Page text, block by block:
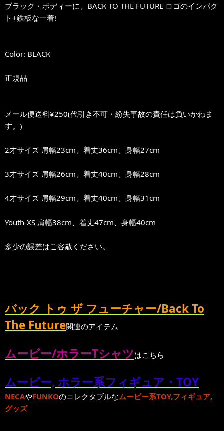
ブラック・ボディーに、BACK TO THE FUTURE ロゴのインパク
ト+鉄板な一着!
Color: BLACK
正規品
メール便送料¥250(代引き不可・紛失事故の責任は負いかねま
す。)
2才サイズ 肩幅23cm、着丈36cm、身幅27cm
3才サイズ 肩幅26cm、着丈40cm、身幅28cm
4才サイズ 肩幅29cm、着丈40cm、身幅31cm
Youth-XS 肩幅38cm、着丈47cm、身幅40cm
多少の誤差はご容赦ください。
バック トゥ ザ フューチャー/Back To
The Future関連のアイテム
ムービー/ホラーTシャツはこちら
ムービー, ホラー系フィギュア・TOY
NECAやFUNKOのコレクタブルなムービー系TOY,フィギュア,
グッズ